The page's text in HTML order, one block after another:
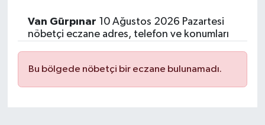
Van Gürpınar 10 Ağustos 2026 Pazartesi
nöbetçi eczane adres, telefon ve konumları
Bu bölgede nöbetçi bir eczane bulunamadı.